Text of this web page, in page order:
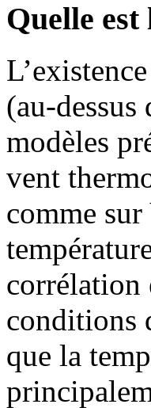
Quelle est
(au-
modèles
vent
comme
corrélation
conditions
que la